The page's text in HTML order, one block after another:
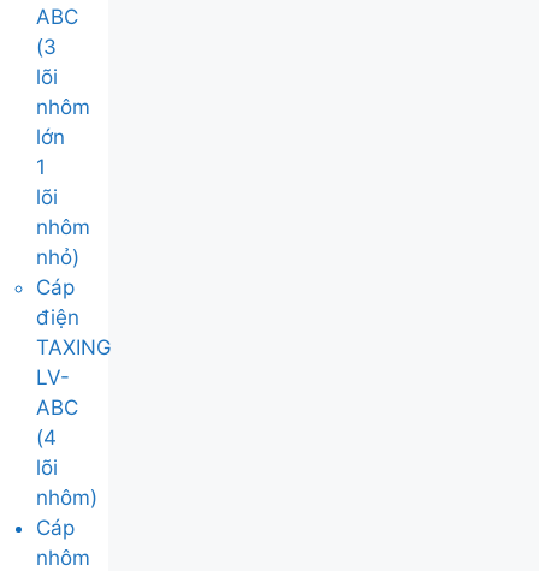
ABC
(3
lõi
nhôm
lớn
1
lõi
nhôm
nhỏ)
Cáp
điện
TAXING
LV-
ABC
(4
lõi
nhôm)
Cáp
nhôm